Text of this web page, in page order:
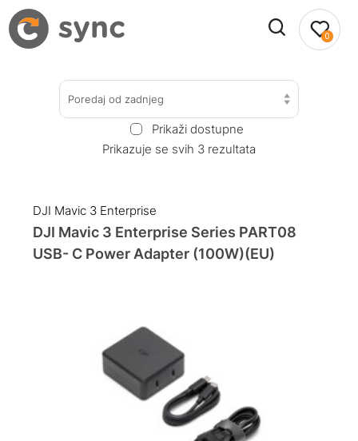
0
Poredaj od zadnjeg
Prikaži dostupne
Prikazuje se svih 3 rezultata
DJI Mavic 3 Enterprise
DJI Mavic 3 Enterprise Series PART08
USB- C Power Adapter (100W)(EU)